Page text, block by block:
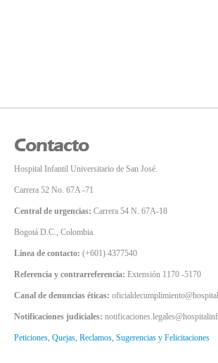
Contacto
Hospital Infantil Universitario de San José.
Carrera 52 No. 67A -71
Central de urgencias: Carrera 54 N. 67A-18
Bogotá D.C., Colombia.
Línea de contacto: (+601) 4377540
Referencia y contrarreferencia: Extensión 1170 -5170
Canal de denuncias éticas:
Notificaciones judiciales:
Peticiones, Quejas, Reclamos, Sugerencias y Felicitaciones